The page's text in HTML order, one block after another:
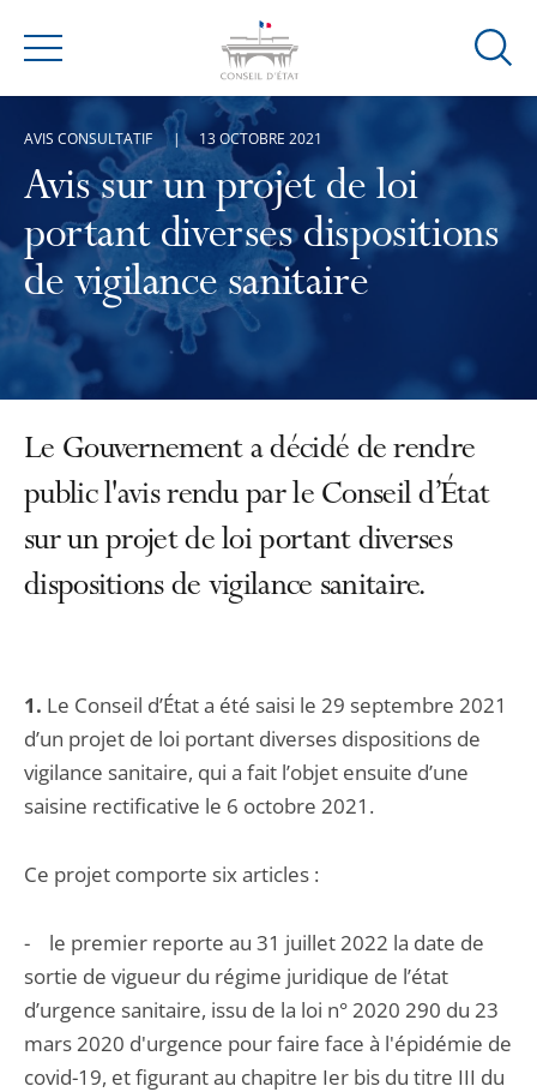
Menu
Ouvrir
Avis sur un projet de loi
portant diverses dispositions
de vigilance sanitaire
AVIS CONSULTATIF 13 OCTOBRE 2021
Le Gouvernement a décidé de rendre
public l'avis rendu par le Conseil d’État
sur un projet de loi portant diverses
dispositions de vigilance sanitaire.
1. Le Conseil d’État a été saisi le 29 septembre 2021
d’un projet de loi portant diverses dispositions de
vigilance sanitaire, qui a fait l’objet ensuite d’une
saisine rectificative le 6 octobre 2021.
Ce projet comporte six articles :
- le premier reporte au 31 juillet 2022 la date de
sortie de vigueur du régime juridique de l’état
d’urgence sanitaire, issu de la loi n° 2020 290 du 23
mars 2020 d'urgence pour faire face à l'épidémie de
covid-19, et figurant au chapitre Ier bis du titre III du